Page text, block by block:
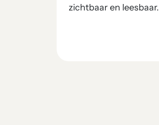
zichtbaar en leesbaar.